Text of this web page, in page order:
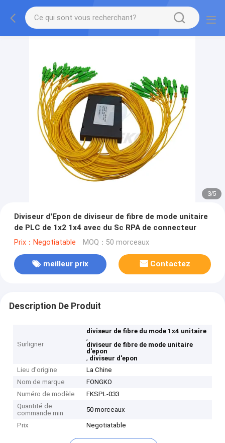
3/5
Diviseur d'Epon de diviseur de fibre de mode unitaire
de PLC de 1x2 1x4 avec du Sc RPA de connecteur
Prix：Negotiatable MOQ：50 morceaux
meilleur prix Contactez
Description De Produit
Surligner
diviseur de fibre du mode 1x4 unitaire
,
diviseur de fibre de mode unitaire
d'epon
, diviseur d'epon
Lieu d'origine
La Chine
Nom de marque
FONGKO
Numéro de modèle
FKSPL-033
Quantité de
commande min
50 morceaux
Prix Negotiatable